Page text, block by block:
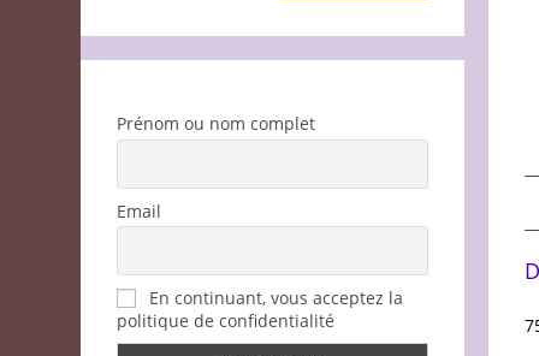
Prénom ou nom complet
Email
En continuant, vous acceptez la
politique de confidentialité